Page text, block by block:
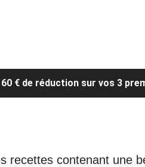
€ de réduction sur vos 3
recettes contenant une